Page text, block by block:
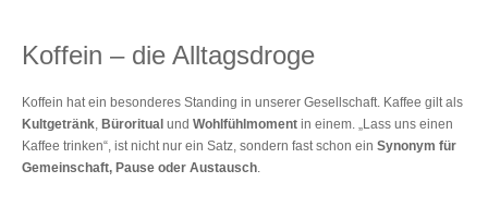
Koffein – die Alltagsdroge
Koffein hat ein besonderes Standing in unserer Gesellschaft. Kaffee gilt als
Kultgetränk Büroritual und Wohlfühlmoment in einem. „Lass uns einen
Kaffee trinken“, ist nicht nur ein Satz, sondern fast schon ein Synonym für
Gemeinschaft, Pause oder Austausch